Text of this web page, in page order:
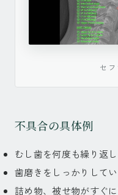
セ
不具合の具体例
むし歯を何度も繰り返
歯磨きをしっかりして
詰め物、被せ物がすぐ